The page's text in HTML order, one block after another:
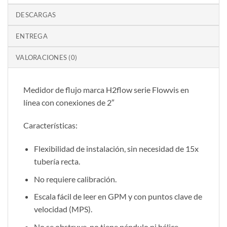
DESCARGAS
ENTREGA
VALORACIONES (0)
Medidor de flujo marca H2flow serie Flowvis en
línea con conexiones de 2″
Características:
Flexibilidad de instalación, sin necesidad de 15x
tubería recta.
No requiere calibración.
Escala fácil de leer en GPM y con puntos clave de
velocidad (MPS).